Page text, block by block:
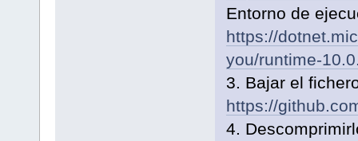
Entorno de
https://
you/runtime-
3. Bajar el
https://
4.